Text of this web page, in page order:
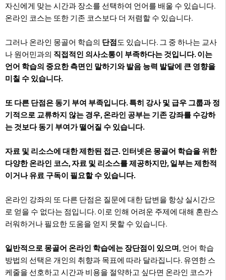
자신에게 맞는 시간과 장소를 선택하여 언어를 배울 수 있습니다.
온라인 코스는 또한 기존 코스보다 더 저렴할 수 있습니다.
그러나 온라인 몽골어 학습의 단점 도 있습니다. 그 중 하나는 교사
나 원어민과의 직접적인 의사소통이 부족하다는 것입니다. 이는
언어 학습의 중요한 측면인 말하기와 발음 능력 발달에 큰 영향을
미칠 수 있습니다.
또 다른 단점은 동기 부여 부족입니다. 특히 강사 및 급우 그룹과 정
기적으로 교류하지 않는 경우, 온라인 공부는 기존 강좌를 수강하
는 것보다 동기 부여가 떨어질 수 있습니다.
자료 및 리소스에 대한 제한된 접근. 인터넷은 몽골어 학습을 위한
다양한 온라인 코스, 자료 및 리소스를 제공하지만, 일부는 제한적
이거나 유료 구독이 필요할 수 있습니다.
온라인 강좌의 또 다른 단점은 질문에 대한 답변을 항상 실시간으
로 얻을 수 없다는 점입니다. 이로 인해 어려운 주제에 대해 혼란스
러워하거나 필요한 도움을 얻지 못할 수 있습니다.
일반적으로 몽골어 온라인 학습에는 장단점이 있으며, 언어 학습
방법의 선택은 개인의 취향과 목표에 따라 달라집니다. 유연한 스
케줄을 선호하고 시간과 비용을 절약하고 싶다면 온라인 코스가